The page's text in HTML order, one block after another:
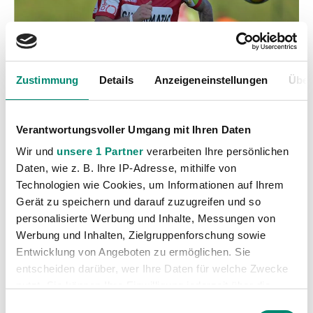
Zustimmung Details Anzeigeneinstellungen
Verantwortungsvoller Umgang mit Ihren Daten
Wir und unsere 1 Partner verarbeiten Ihre persönlichen
Daten, wie z. B. Ihre IP-Adresse, mithilfe von
Technologien wie Cookies, um Informationen auf Ihrem
Gerät zu speichern und darauf zuzugreifen und so
personalisierte Werbung und Inhalte, Messungen von
Werbung und Inhalten, Zielgruppenforschung sowie
Entwicklung von Angeboten zu ermöglichen. Sie
entscheiden darüber, wer Ihre Daten für welche Zwecke
Kategorien